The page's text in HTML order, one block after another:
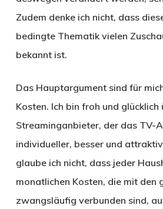
Zudem denke ich nicht, dass
bedingte Thematik vielen
bekannt ist.
Das Hauptargument sind für
Kosten. Ich bin froh und glücklich
Streaminganbieter, der das TV-
individueller, besser und
glaube ich nicht, dass jeder
monatlichen Kosten, die mit den
zwangsläufig verbunden sind,